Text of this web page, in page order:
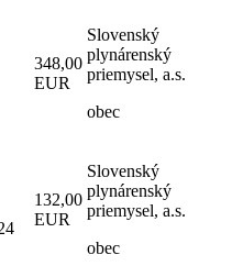
348,00
EUR
Slovenský
plynárenský
priemysel, a.s.
obec
132,00
EUR
Slovenský
plynárenský
priemysel, a.s.
obec